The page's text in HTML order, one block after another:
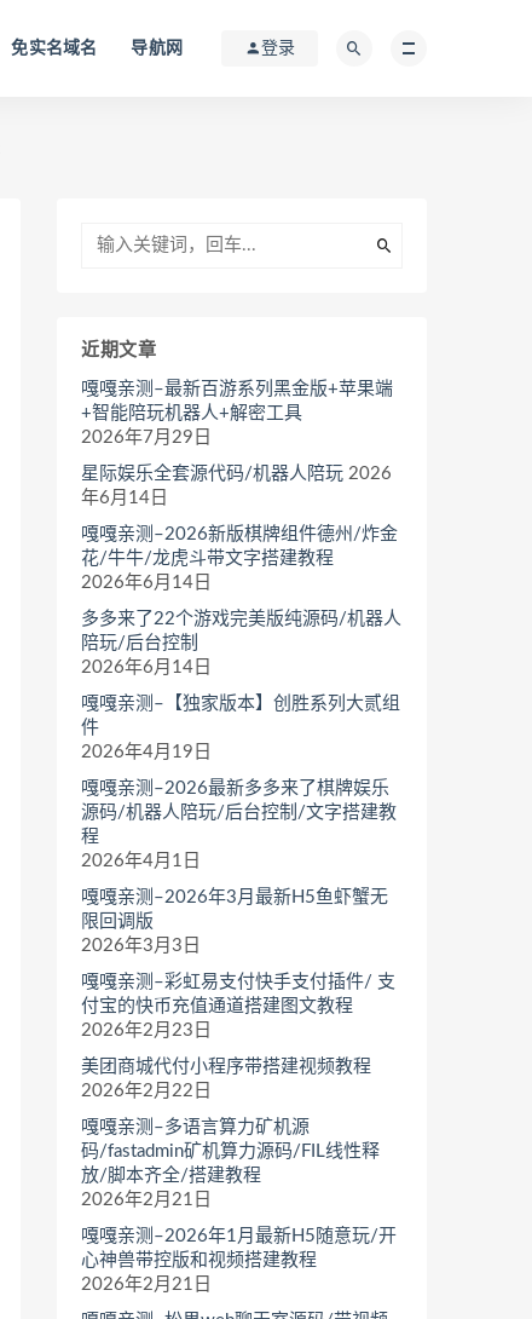
免实名域名 导航网 登录
近期文章
嘎嘎亲测–最新百游系列黑金版+苹果端
+智能陪玩机器人+解密工具
2026年7月29日
星际娱乐全套源代码/机器人陪玩 2026
年6月14日
嘎嘎亲测–2026新版棋牌组件德州/炸金
花/牛牛/龙虎斗带文字搭建教程
2026年6月14日
多多来了22个游戏完美版纯源码/机器人
陪玩/后台控制
2026年6月14日
嘎嘎亲测–【独家版本】创胜系列大贰组
件
2026年4月19日
嘎嘎亲测–2026最新多多来了棋牌娱乐
源码/机器人陪玩/后台控制/文字搭建教
程
2026年4月1日
嘎嘎亲测–2026年3月最新H5鱼虾蟹无
限回调版
2026年3月3日
嘎嘎亲测–彩虹易支付快手支付插件/ 支
付宝的快币充值通道搭建图文教程
2026年2月23日
美团商城代付小程序带搭建视频教程
2026年2月22日
嘎嘎亲测–多语言算力矿机源
码/fastadmin矿机算力源码/FIL线性释
放/脚本齐全/搭建教程
2026年2月21日
嘎嘎亲测–2026年1月最新H5随意玩/开
心神兽带控版和视频搭建教程
2026年2月21日